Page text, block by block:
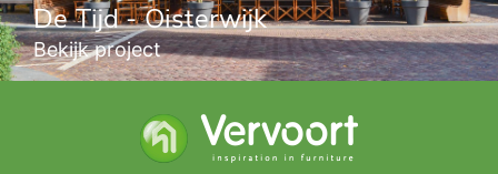
De Tijd - Oisterwijk
Bekijk project